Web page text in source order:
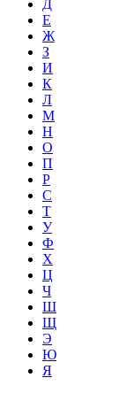
Д
Е
Ж
З
И
К
Л
М
Н
О
П
Р
С
Т
У
Ф
Х
Ц
Ч
Ш
Щ
Э
Ю
Я